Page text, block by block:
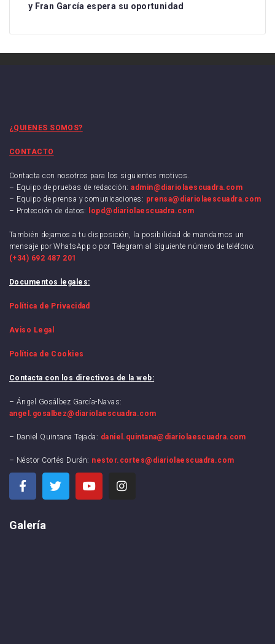
y Fran García espera su oportunidad
¿QUIENES SOMOS?
CONTACTO
Contacta con nosotros para los siguientes motivos.
– Equipo de pruebas de redacción:admin@diariolaescuadra.com
– Equipo de prensa y comunicaciones: prensa@diariolaescuadra.com
– Protección de datos:
lopd@diariolaescuadra.com
También dejamos a tu disposición, la posibilidad de mandarnos un
mensaje por WhatsApp o por Telegram al siguiente número de teléfono:
(+34) 692 487 201
Documentos legales:
Política de Privacidad
Aviso Legal
Política de Cookies
Contacta con los directivos de la web:
– Ángel Gosálbez García-Navas:
angel.gosalbez@diariolaescuadra.com
– Daniel Quintana Tejada: daniel.quintana@diariolaescuadra.com
– Néstor Cortés Durán: nestor.cortes@diariolaescuadra.com
Galería